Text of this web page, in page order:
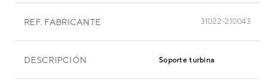
REF. FABRICANTE 31022-210043
DESCRIPCIÓN Soporte turbina